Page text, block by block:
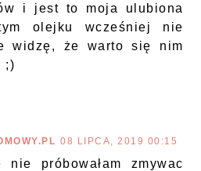
i jest to moja ulubiona
olejku wcześniej nie
widzę, że warto się nim
;)
08 LIPCA, 2019 00:15
nie próbowałam zmywac